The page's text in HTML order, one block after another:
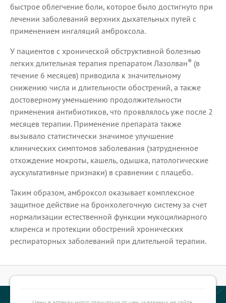
быстрое облегчение боли, которое было достигнуто при
лечении заболеваний верхних дыхательных путей с
применением ингаляций амброксола.
У пациентов с хронической обструктивной болезнью
легких длительная терапия препаратом Лазолван® (в
течение 6 месяцев) приводила к значительному
снижению числа и длительности обострений, а также
достоверному уменьшению продолжительности
применения антибиотиков, что проявлялось уже после 2
месяцев терапии. Применение препарата также
вызывало статистически значимое улучшение
клинических симптомов заболевания (затрудненное
отхождение мокроты, кашель, одышка, патологические
аускультативные признаки) в сравнении с плацебо.
Таким образом, амброксол оказывает комплексное
защитное действие на бронхолегочную систему за счет
нормализации естественной функции мукоцилиарного
клиренса и протекции обострений хронических
респираторных заболеваний при длительной терапии.